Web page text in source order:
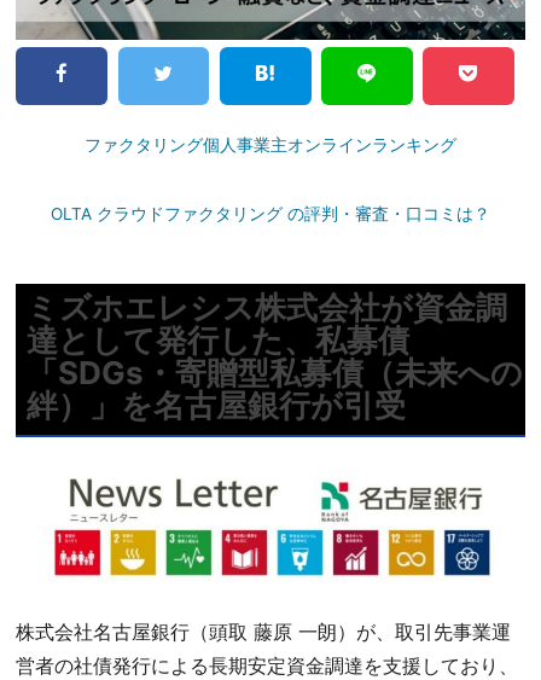
ファクタリング個人事業主オンラインランキング
OLTA クラウドファクタリング の評判・審査・口コミは？
ミズホエレシス株式会社が資金調
達として発行した、私募債
「SDGs・寄贈型私募債（未来への
絆）」を名古屋銀行が引受
株式会社名古屋銀行（頭取 藤原 一朗）が、取引先事業運
営者の社債発行による長期安定資金調達を支援しており、